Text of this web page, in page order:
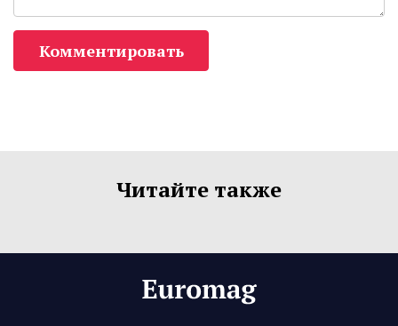
Комментировать
Читайте также